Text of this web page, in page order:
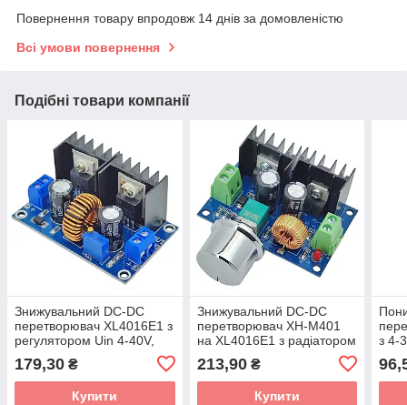
Повернення товару впродовж 14 днів за домовленістю
Всі умови повернення
Подібні товари компанії
Знижувальний DC-DC
перетворювач XL4016E1 з
регулятором Uin 4-40V,
Uout 1.25-36V, 8A, 180KHz
179,30 ₴
Купити
Знижувальний DC-DC
перетворювач XH-M401
на XL4016E1 з радіатором
та регулятором Uin 4-40V,
Uout 1.25-36V, 8A
213,90₴
Купити
з 4-